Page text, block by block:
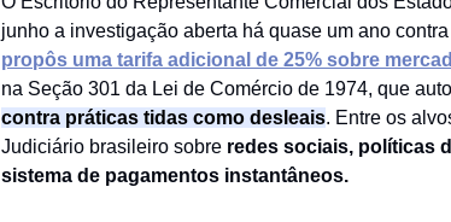
junho a investigação aberta há quase um ano
propôs uma tarifa adicional de 25% sobre
na Seção 301 da Lei de Comércio de 1974, que
contra práticas tidas como desleais. Entre os
Judiciário brasileiro sobre redes sociais, políticas
sistema de pagamentos instantâneos.